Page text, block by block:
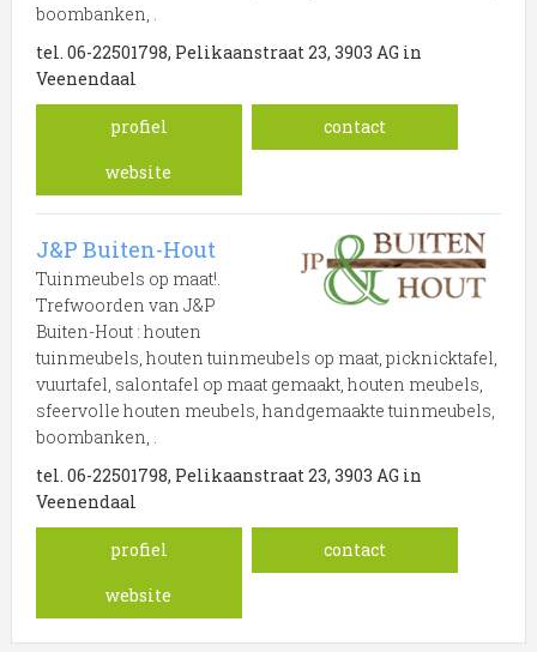
boombanken, .
tel. 06-22501798, Pelikaanstraat 23, 3903 AG in
Veenendaal
profiel
contact
website
J&P Buiten-Hout
Tuinmeubels op maat!.
Trefwoorden van J&P
Buiten-Hout : houten
tuinmeubels, houten tuinmeubels op maat, picknicktafel,
vuurtafel, salontafel op maat gemaakt, houten meubels,
sfeervolle houten meubels, handgemaakte tuinmeubels,
boombanken, .
tel. 06-22501798, Pelikaanstraat 23, 3903 AG in
Veenendaal
profiel
contact
website